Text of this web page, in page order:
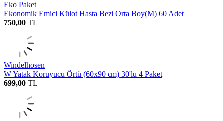
Eko Paket
Ekonomik Emici Külot Hasta Bezi Orta Boy(M) 60 Adet
750,00 TL
Windelhosen
W Yatak Koruyucu Örtü (60x90 cm) 30'lu 4 Paket
699,00 TL